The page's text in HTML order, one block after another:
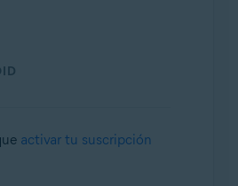
activar tu suscripción